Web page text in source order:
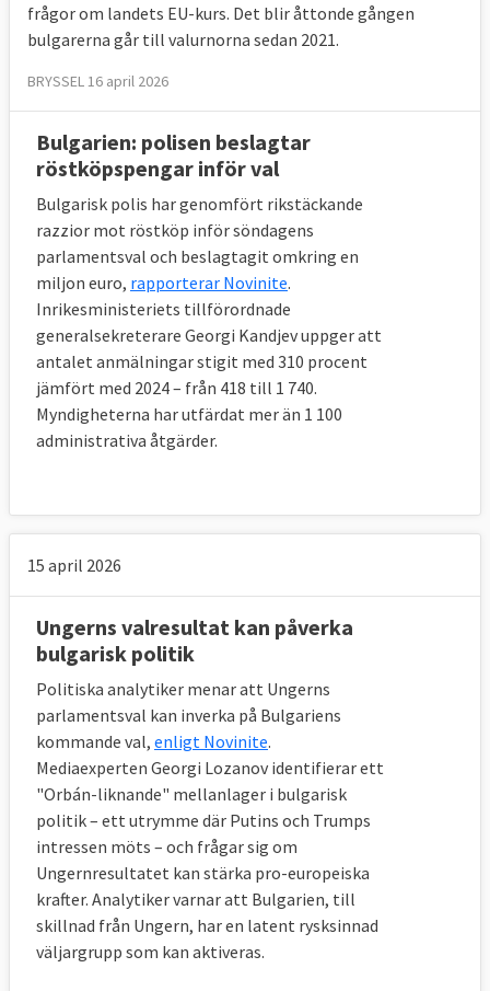
frågor om landets EU-kurs. Det blir åttonde gången
bulgarerna går till valurnorna sedan 2021.
BRYSSEL 16 april 2026
Bulgarien: polisen beslagtar
röstköpspengar inför val
Bulgarisk polis har genomfört rikstäckande
razzior mot röstköp inför söndagens
parlamentsval och beslagtagit omkring en
miljon euro, rapporterar Novinite.
Inrikesministeriets tillförordnade
generalsekreterare Georgi Kandjev uppger att
antalet anmälningar stigit med 310 procent
jämfört med 2024 – från 418 till 1 740.
Myndigheterna har utfärdat mer än 1 100
administrativa åtgärder.
15 april 2026
Ungerns valresultat kan påverka
bulgarisk politik
Politiska analytiker menar att Ungerns
parlamentsval kan inverka på Bulgariens
kommande val, enligt Novinite.
Mediaexperten Georgi Lozanov identifierar ett
"Orbán-liknande" mellanlager i bulgarisk
politik – ett utrymme där Putins och Trumps
intressen möts – och frågar sig om
Ungernresultatet kan stärka pro-europeiska
krafter. Analytiker varnar att Bulgarien, till
skillnad från Ungern, har en latent rysksinnad
väljargrupp som kan aktiveras.